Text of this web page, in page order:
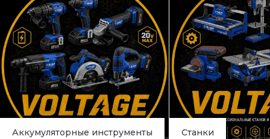
Аккумуляторные инструменты Станки